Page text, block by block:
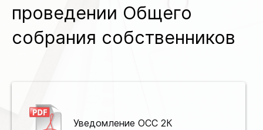
проведении Общего
собрания собственников
Уведомление ОСС 2К